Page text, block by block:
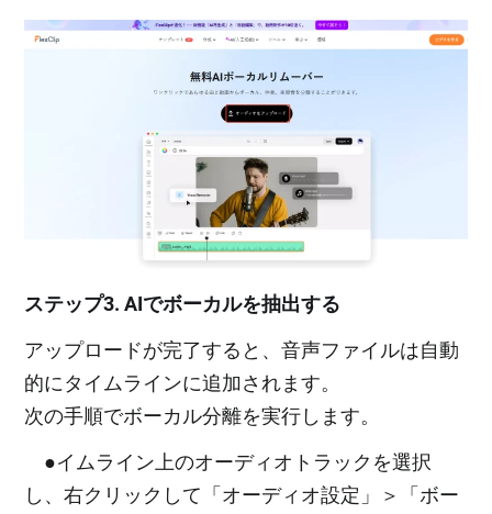
ステップ3. AIでボーカルを抽出する
アップロードが完了すると、音声ファイルは自動
的にタイムラインに追加されます。
次の手順でボーカル分離を実行します。
●イムライン上のオーディオトラックを選択
し、右クリックして「オーディオ設定」＞「ボー